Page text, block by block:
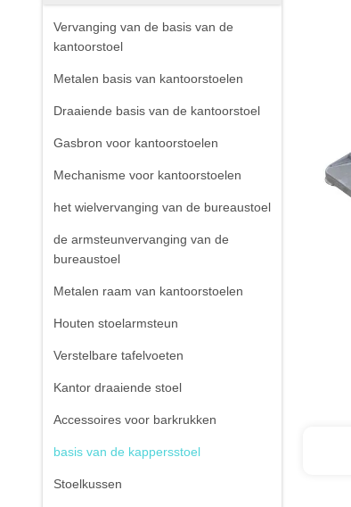
Vervanging van de basis van de
kantoorstoel
Metalen basis van kantoorstoelen
Draaiende basis van de kantoorstoel
Gasbron voor kantoorstoelen
Mechanisme voor kantoorstoelen
het wielvervanging van de bureaustoel
de armsteunvervanging van de
bureaustoel
Metalen raam van kantoorstoelen
Houten stoelarmsteun
Verstelbare tafelvoeten
Kantor draaiende stoel
Accessoires voor barkrukken
basis van de kappersstoel
Stoelkussen